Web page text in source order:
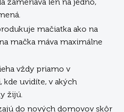
mačiatka ako na
mačka máva maximálne
vždy priamo v
uvidíte, v akých
žijú.
do nových domovov skôr